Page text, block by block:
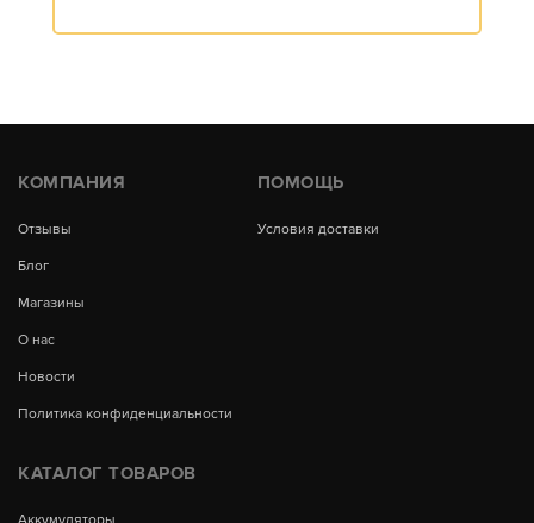
КОМПАНИЯ
Отзывы
Блог
Магазины
О нас
Новости
Политика конфиденциальности
ПОМОЩЬ
Условия доставки
КАТАЛОГ ТОВАРОВ